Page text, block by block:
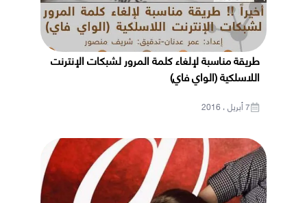
طريقة مناسبة لإلغاء كلمة المرور لشبكات الإنترنت
اللاسلكية (الواي فاي)
7 أبريل ، 2016